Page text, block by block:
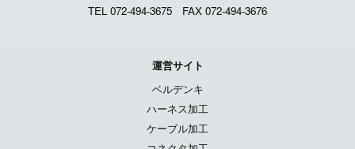
TEL 072-494-3675 FAX 072-494-3676
運営サイト
ベルデンキ
ハーネス加工
ケーブル加工